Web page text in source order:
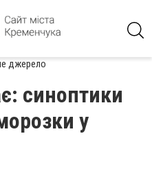
джерело
синоптики
у